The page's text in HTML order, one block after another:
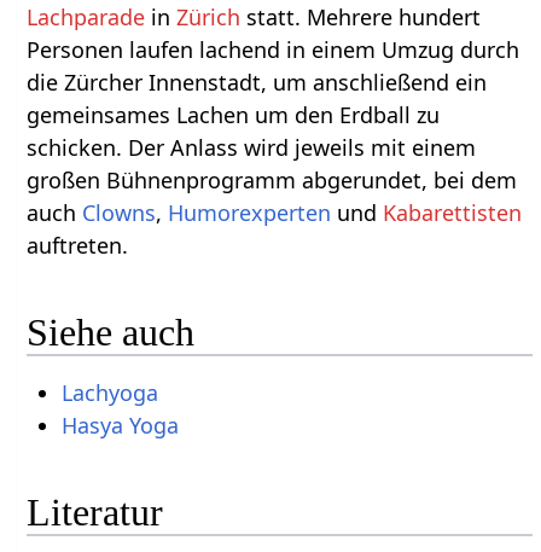
Lachparade inZürich statt. Mehrere hundert
Personen laufen lachend in einem Umzug durch
die Zürcher Innenstadt, um anschließend ein
gemeinsames Lachen um den Erdball zu
schicken. Der Anlass wird jeweils mit einem
großen Bühnenprogramm abgerundet, bei dem
auch Clowns, Humorexperten und Kabarettisten
auftreten.
Siehe auch
Lachyoga
Hasya Yoga
Literatur